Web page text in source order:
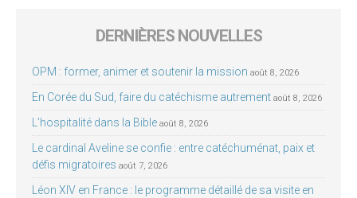
DERNIÈRES NOUVELLES
OPM : former, animer et soutenir la mission août 8, 2026
En Corée du Sud, faire du catéchisme autrement août 8, 2026
L’hospitalité dans la Bible août 8, 2026
Le cardinal Aveline se confie : entre catéchuménat, paix et
défis migratoires août 7, 2026
Léon XIV en France : le programme détaillé de sa visite en